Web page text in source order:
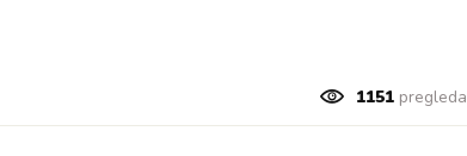
1151pregleda